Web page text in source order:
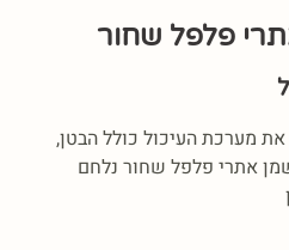
פלפל שחור
מערכת העיכול כולל הבטן,
אתרי פלפל שחור נלחם